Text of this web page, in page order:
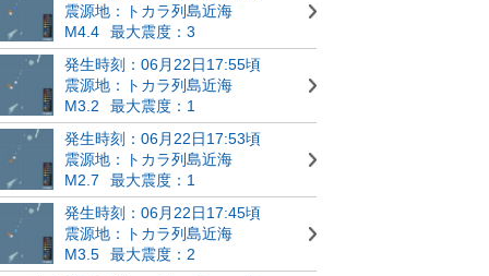
震源地：トカラ列島近海
M4.4
最大震度：3
発生時刻：06月22日17:55頃
震源地：トカラ列島近海
M3.2
最大震度：1
発生時刻：06月22日17:53頃
震源地：トカラ列島近海
M2.7
最大震度：1
発生時刻：06月22日17:45頃
震源地：トカラ列島近海
M3.5
最大震度：2